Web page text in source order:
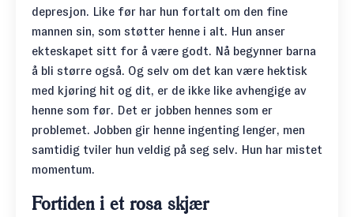
depresjon. Like før har hun fortalt om den fine
mannen sin, som støtter henne i alt. Hun anser
ekteskapet sitt for å være godt. Nå begynner barna
å bli større også. Og selv om det kan være hektisk
med kjøring hit og dit, er de ikke like avhengige av
henne som før. Det er jobben hennes som er
problemet. Jobben gir henne ingenting lenger, men
samtidig tviler hun veldig på seg selv. Hun har mistet
momentum.
Fortiden i et rosa skjær